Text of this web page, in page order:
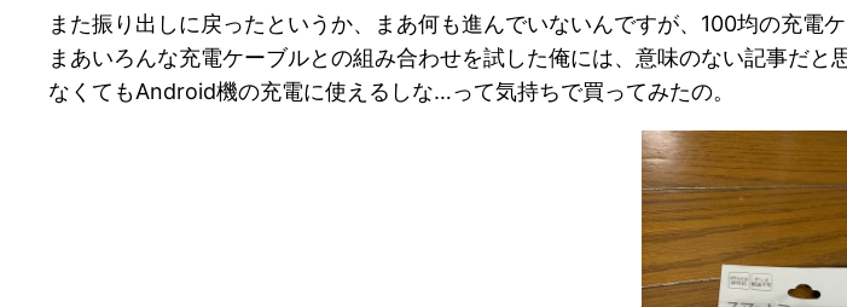
また振り出しに戻ったというか、まあ何も進んでいないんですが、100均の充電
まあいろんな充電ケーブルとの組み合わせを試した俺には、意味のない記事だ
なくてもAndroid機の充電に使えるしな…って気持ちで買ってみたの。